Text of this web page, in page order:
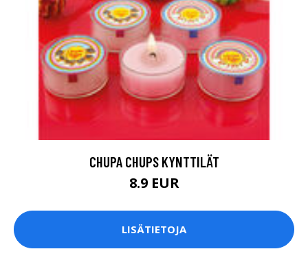
CHUPA CHUPS KYNTTILÄT
8.9 EUR
LISÄTIETOJA